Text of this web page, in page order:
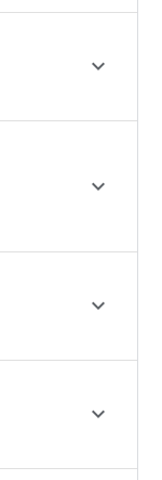



